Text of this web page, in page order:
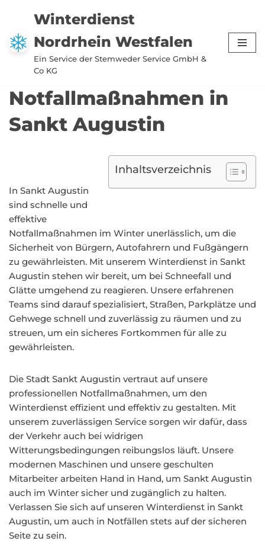
Zum
Inhalt
springen
Winterdienst
Nordrhein Westfalen
Ein Service der Stemweder Service GmbH &
Co KG
Notfallmaßnahmen in
Sankt Augustin
Inhaltsverzeichnis
In Sankt Augustin
sind schnelle und
effektive
Notfallmaßnahmen im Winter unerlässlich, um die
Sicherheit von Bürgern, Autofahrern und Fußgängern
zu gewährleisten. Mit unserem Winterdienst in Sankt
Augustin stehen wir bereit, um bei Schneefall und
Glätte umgehend zu reagieren. Unsere erfahrenen
Teams sind darauf spezialisiert, Straßen, Parkplätze und
Gehwege schnell und zuverlässig zu räumen und zu
streuen, um ein sicheres Fortkommen für alle zu
gewährleisten.
Die Stadt Sankt Augustin vertraut auf unsere
professionellen Notfallmaßnahmen, um den
Winterdienst effizient und effektiv zu gestalten. Mit
unserem zuverlässigen Service sorgen wir dafür, dass
der Verkehr auch bei widrigen
Witterungsbedingungen reibungslos läuft. Unsere
modernen Maschinen und unsere geschulten
Mitarbeiter arbeiten Hand in Hand, um Sankt Augustin
auch im Winter sicher und zugänglich zu halten.
Verlassen Sie sich auf unseren Winterdienst in Sankt
Augustin, um auch in Notfällen stets auf der sicheren
Seite zu sein.